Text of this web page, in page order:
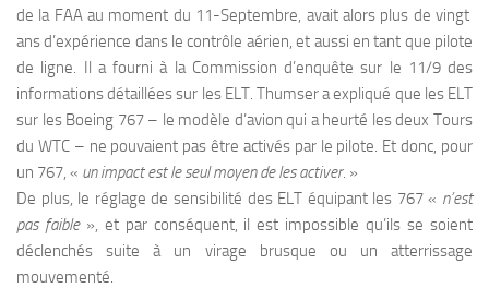
de la FAA au moment du 11-Septembre, avait alors plus de vingt
ans d’expérience dans le contrôle aérien, et aussi en tant que pilote
de ligne. Il a fourni à la Commission d’enquête sur le 11/9 des
informations détaillées sur les ELT. Thumser a expliqué que les ELT
sur les Boeing 767 – le modèle d’avion qui a heurté les deux Tours
du WTC – ne pouvaient pas être activés par le pilote. Et donc, pour
un 767, « un impact est le seul moyen de les activer. »
De plus, le réglage de sensibilité des ELT équipant les 767 « n’est
pas faible», et par conséquent, il est impossible qu’ils se soient
déclenchés suite à un virage brusque ou un atterrissage
mouvementé.